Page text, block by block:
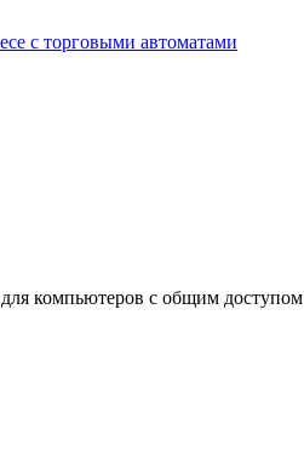
компьютеров с общим доступом